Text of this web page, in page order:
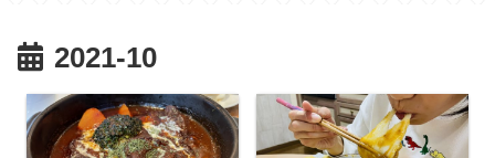
2021-10